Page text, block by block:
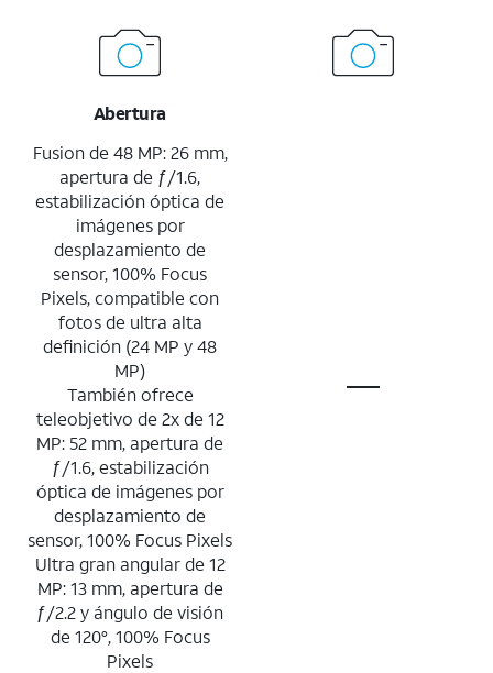
Abertura
Fusion de 48 MP: 26 mm,
apertura de ƒ/1.6,
estabilización óptica de
imágenes por
desplazamiento de
sensor, 100% Focus
Pixels, compatible con
fotos de ultra alta
definición (24 MP y 48
MP)
También ofrece
teleobjetivo de 2x de 12
MP: 52 mm, apertura de
ƒ/1.6, estabilización
óptica de imágenes por
desplazamiento de
sensor, 100% Focus Pixels
Ultra gran angular de 12
MP: 13 mm, apertura de
ƒ/2.2 y ángulo de visión
de 120°, 100% Focus
Pixels